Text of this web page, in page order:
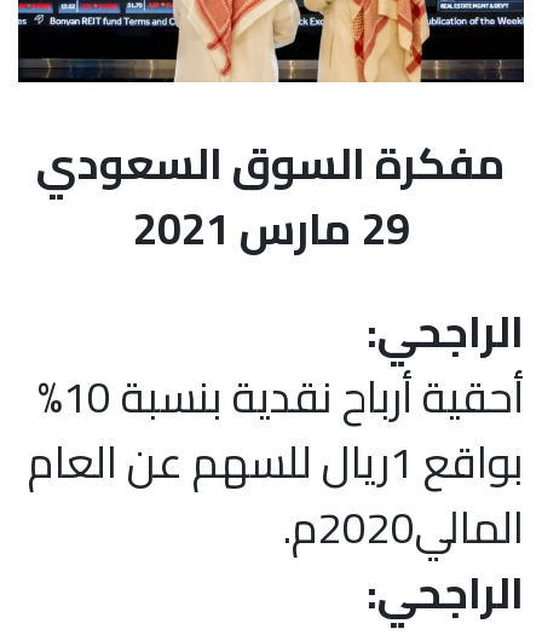
مفكرة السوق السعودي
29 مارس 2021
الراجحي:
أحقية أرباح نقدية بنسبة 10%
بواقع 1ريال للسهم عن العام
المالي2020م.
الراجحي: